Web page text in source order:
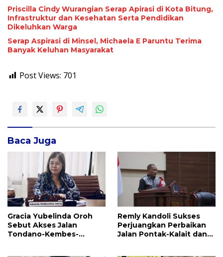
Priscilla Cindy Wurangian Serap Apirasi di Kota Bitung,
Infrastruktur dan Kesehatan Serta Pendidikan
Dikeluhkan Warga
Serap Aspirasi di Minsel, Michaela E Paruntu Terima
Banyak Keluhan Masyarakat
Post Views: 701
Baca Juga
Gracia Yubelinda Oroh
Sebut Akses Jalan
Tondano-Kembes-
Remly Kandoli Sukses
Perjuangkan Perbaikan
Jalan Pontak-Kalait dan